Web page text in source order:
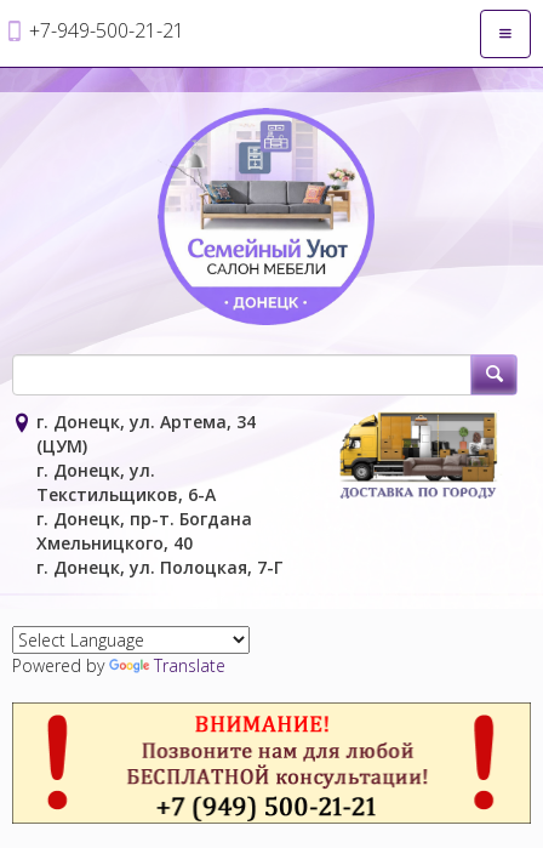
+7-949-500-21-21
г. Донецк, ул. Артема, 34
(ЦУМ)
г. Донецк, ул.
Текстильщиков, 6-А
г. Донецк, пр-т. Богдана
Хмельницкого, 40
г. Донецк, ул. Полоцкая, 7-Г
Powered by Translate